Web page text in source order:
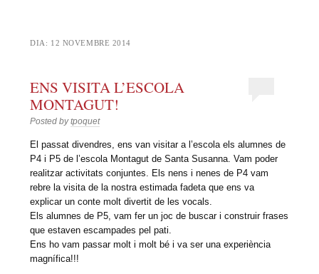
DIA: 12 NOVEMBRE 2014
ENS VISITA L’ESCOLA
MONTAGUT!
Posted bytpoquet
El passat divendres, ens van visitar a l’escola els alumnes de
P4 i P5 de l’escola Montagut de Santa Susanna. Vam poder
realitzar activitats conjuntes. Els nens i nenes de P4 vam
rebre la visita de la nostra estimada fadeta que ens va
explicar un conte molt divertit de les vocals.
Els alumnes de P5, vam fer un joc de buscar i construir frases
que estaven escampades pel pati.
Ens ho vam passar molt i molt bé i va ser una experiència
magnífica!!!